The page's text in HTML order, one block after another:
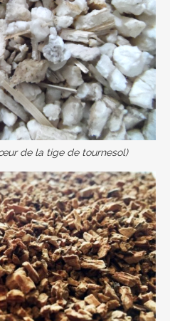
de la tige de tournesol)